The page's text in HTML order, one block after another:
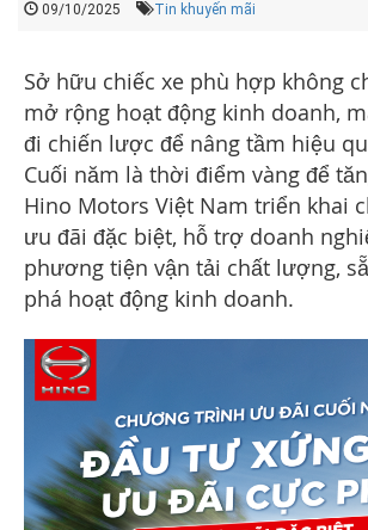
09/10/2025 Tin khuyến mãi
Sở hữu chiếc xe phù hợp không
mở rộng hoạt động kinh doanh,
đi chiến lược để nâng tầm hiệu
Cuối năm là thời điểm vàng để
Hino Motors Việt Nam triển khai
ưu đãi đặc biệt, hỗ trợ doanh
phương tiện vận tải chất lượng,
phá hoạt động kinh doanh.